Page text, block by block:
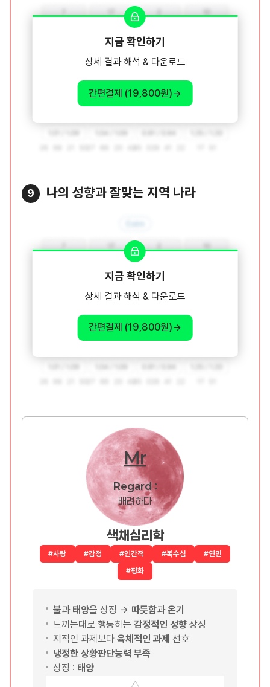
지금 확인하기
상세 결과 해석 & 다운로드
간편결제 (19,800원)
9 나의 성향과 잘맞는 지역 나라
지금 확인하기
상세 결과 해석 & 다운로드
간편결제 (19,800원)
Mr
Regard :
배려하다
색채심리학
#사랑 #감정 #인간적 #복수심
#연민
#평화
불과 태양을 상징 따듯함과온기
느끼는대로 행동하는감정적인 성향 상징
지적인 과제보다육체적인 과제 선호
냉정한 상황판단능력 부족
상징 : 태양